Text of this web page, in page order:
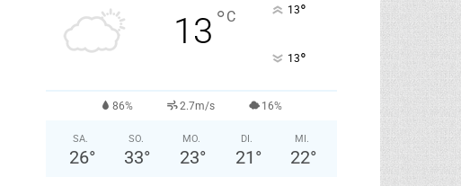
13 °C 13°
13°
86% 2.7m/s 16%
SA.
26°
SO.
33°
MO.
23°
DI.
21 °
MI.
22°